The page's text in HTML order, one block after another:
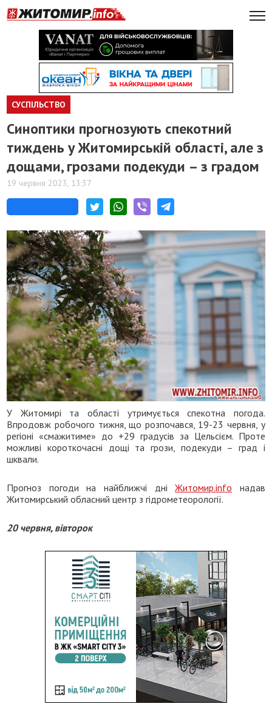
СУСПІЛЬСТВО
Синоптики прогнозують спекотний
тиждень у Житомирській області, але з
дощами, грозами подекуди – з градом
19 червня 2023, 13:37
У Житомирі та області утримується спекотна погода.
Впродовж робочого тижня, що розпочався, 19-23 червня, у
регіоні «смажитиме» до +29 градусів за Цельсієм. Проте
можливі короткочасні дощі та грози, подекуди – град і
шквали.
Прогноз погоди на найближчі дніЖитомир.info надав
Житомирський обласний центр з гідрометеорології.
20 червня, вівторок